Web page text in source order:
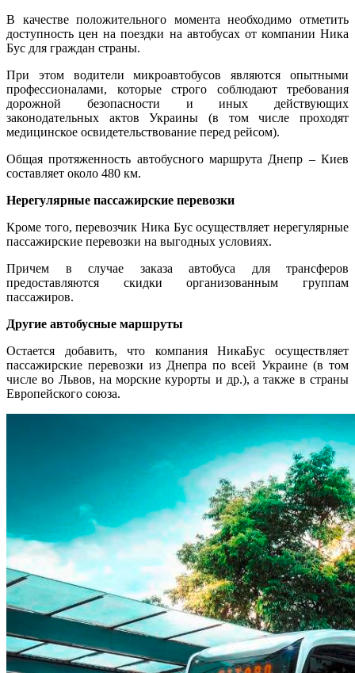
В качестве положительного момента необходимо отметить
доступность цен на поездки на автобусах от компании Ника
Бус для граждан страны.
При этом водители микроавтобусов являются опытными
профессионалами, которые строго соблюдают требования
дорожной безопасности и иных действующих
законодательных актов Украины (в том числе проходят
медицинское освидетельствование перед рейсом).
Общая протяженность автобусного маршрута Днепр – Киев
составляет около 480 км.
Нерегулярные пассажирские перевозки
Кроме того, перевозчик Ника Бус осуществляет нерегулярные
пассажирские перевозки на выгодных условиях.
Причем в случае заказа автобуса для трансферов
предоставляются скидки организованным группам
пассажиров.
Другие автобусные маршруты
Остается добавить, что компания НикаБус осуществляет
пассажирские перевозки из Днепра по всей Украине (в том
числе во Львов, на морские курорты и др.), а также в страны
Европейского союза.